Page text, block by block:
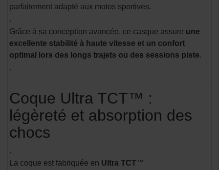
parfaitement adapté aux motos sportives.
.
Grâce à sa conception avancée, ce casque assure une
excellente stabilité à haute vitesse et un confort
optimal lors des longs trajets ou des sessions piste.
.
Coque Ultra TCT™ :
légèreté et absorption des
chocs
.
La coque est fabriquée en Ultra TCT™